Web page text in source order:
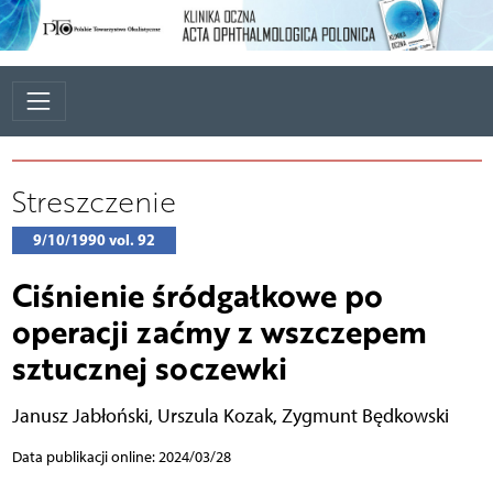
Streszczenie
9/10/1990 vol. 92
Ciśnienie śródgałkowe po
operacji zaćmy z wszczepem
sztucznej soczewki
Janusz Jabłoński, Urszula Kozak, Zygmunt Będkowski
Data publikacji online: 2024/03/28